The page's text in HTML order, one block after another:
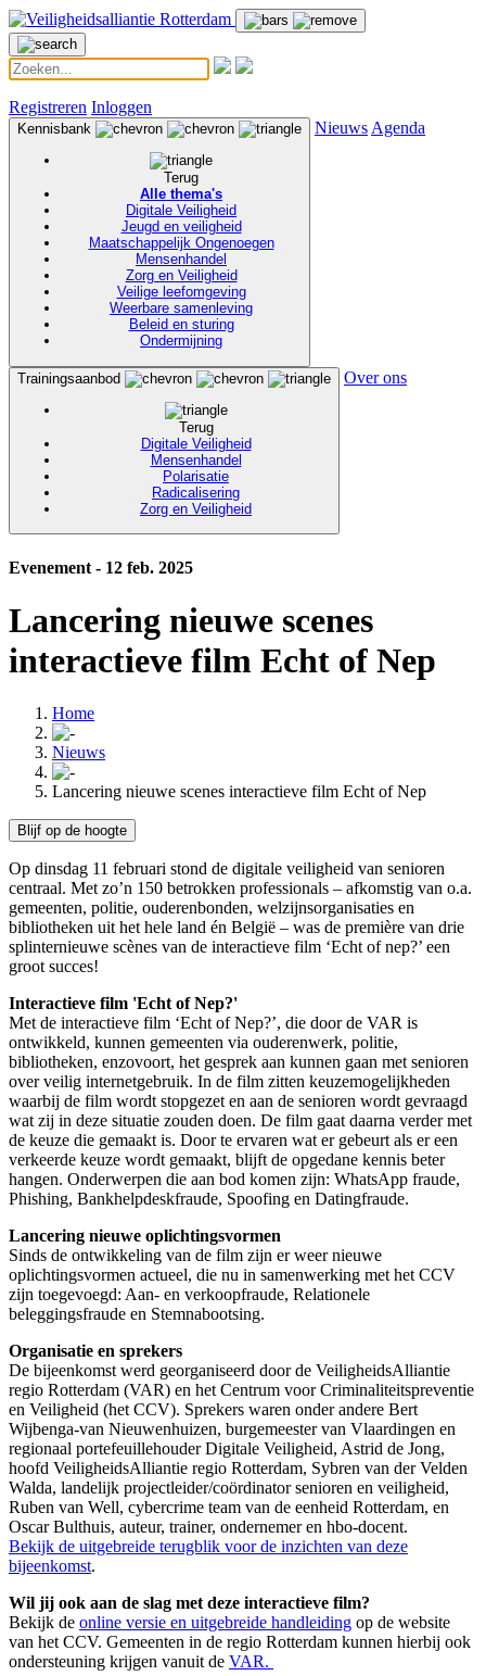
Registreren Inloggen
Kennisbank
Terug
Alle thema's
Digitale Veiligheid
Jeugd en veiligheid
Maatschappelijk Ongenoegen
Mensenhandel
Zorg en Veiligheid
Veilige leefomgeving
Weerbare samenleving
Beleid en sturing
Ondermijning
Nieuws Agenda
Trainingsaanbod
Terug
Digitale Veiligheid
Mensenhandel
Polarisatie
Radicalisering
Zorg en Veiligheid
Over ons
Evenement - 12 feb. 2025
Lancering nieuwe scenes
interactieve film Echt of Nep
Home
Nieuws
Lancering nieuwe scenes interactieve film Echt of Nep
Blijf op de hoogte
Op dinsdag 11 februari stond de digitale veiligheid van senioren
centraal. Met zo’n 150 betrokken professionals – afkomstig van o.a.
gemeenten, politie, ouderenbonden, welzijnsorganisaties en
bibliotheken uit het hele land én België – was de première van drie
splinternieuwe scènes van de interactieve film ‘Echt of nep?’ een
groot succes!
Interactieve film 'Echt of Nep?'
Met de interactieve film ‘Echt of Nep?’, die door de VAR is
ontwikkeld, kunnen gemeenten via ouderenwerk, politie,
bibliotheken, enzovoort, het gesprek aan kunnen gaan met senioren
over veilig internetgebruik. In de film zitten keuzemogelijkheden
waarbij de film wordt stopgezet en aan de senioren wordt gevraagd
wat zij in deze situatie zouden doen. De film gaat daarna verder met
de keuze die gemaakt is. Door te ervaren wat er gebeurt als er een
verkeerde keuze wordt gemaakt, blijft de opgedane kennis beter
hangen. Onderwerpen die aan bod komen zijn: WhatsApp fraude,
Phishing, Bankhelpdeskfraude, Spoofing en Datingfraude.
Lancering nieuwe oplichtingsvormen
Sinds de ontwikkeling van de film zijn er weer nieuwe
oplichtingsvormen actueel, die nu in samenwerking met het CCV
zijn toegevoegd: Aan- en verkoopfraude, Relationele
beleggingsfraude en Stemnabootsing.
Organisatie en sprekers
De bijeenkomst werd georganiseerd door de VeiligheidsAlliantie
regio Rotterdam (VAR) en het Centrum voor Criminaliteitspreventie
en Veiligheid (het CCV). Sprekers waren onder andere Bert
Wijbenga-van Nieuwenhuizen, burgemeester van Vlaardingen en
regionaal portefeuillehouder Digitale Veiligheid, Astrid de Jong,
hoofd VeiligheidsAlliantie regio Rotterdam, Sybren van der Velden
Walda, landelijk projectleider/coördinator senioren en veiligheid,
Ruben van Well, cybercrime team van de eenheid Rotterdam, en
Oscar Bulthuis, auteur, trainer, ondernemer en hbo-docent.
Bekijk de uitgebreide terugblik voor de inzichten van deze
bijeenkomst.
Wil jij ook aan de slag met deze interactieve film?
Bekijk de online versie en uitgebreide handleiding op de website
van het CCV. Gemeenten in de regio Rotterdam kunnen hierbij ook
ondersteuning krijgen vanuit de VAR.